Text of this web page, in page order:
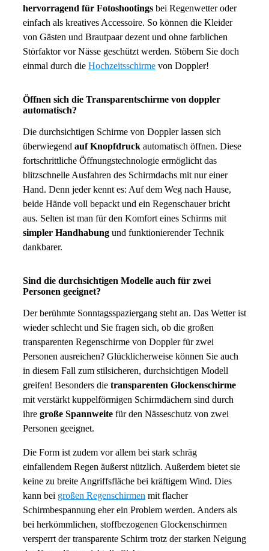
hervorragend für Fotoshootings bei Regenwetter oder
einfach als kreatives Accessoire. So können die Kleider
von Gästen und Brautpaar dezent und ohne farblichen
Störfaktor vor Nässe geschützt werden. Stöbern Sie doch
einmal durch die Hochzeitsschirme von Doppler!
Öffnen sich die Transparentschirme von doppler
automatisch?
Die durchsichtigen Schirme von Doppler lassen sich
überwiegend auf Knopfdruck automatisch öffnen. Diese
fortschrittliche Öffnungstechnologie ermöglicht das
blitzschnelle Ausfahren des Schirmdachs mit nur einer
Hand. Denn jeder kennt es: Auf dem Weg nach Hause,
beide Hände voll bepackt und ein Regenschauer bricht
aus. Selten ist man für den Komfort eines Schirms mit
simpler Handhabung und funktionierender Technik
dankbarer.
Sind die durchsichtigen Modelle auch für zwei
Personen geeignet?
Der berühmte Sonntagsspaziergang steht an. Das Wetter ist
wieder schlecht und Sie fragen sich, ob die großen
transparenten Regenschirme von Doppler für zwei
Personen ausreichen? Glücklicherweise können Sie auch
in diesem Fall zum stilsicheren, durchsichtigen Modell
greifen! Besonders die transparenten Glockenschirme
mit verstärkt kuppelförmigen Schirmdächern sind durch
ihre große Spannweite für den Nässeschutz von zwei
Personen geeignet.
Die Form ist zudem vor allem bei stark schräg
einfallendem Regen äußerst nützlich. Außerdem bietet sie
keine zu breite Angriffsfläche bei kräftigem Wind. Dies
kann bei großen Regenschirmen mit flacher
Schirmbespannung eher ein Problem werden. Anders als
bei herkömmlichen, stoffbezogenen Glockenschirmen
versperrt der transparente Schirm trotz der starken Neigung